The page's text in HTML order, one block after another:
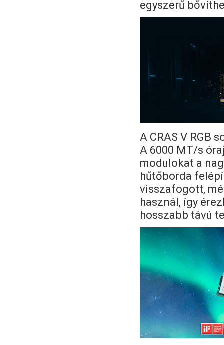
egyszerű
A CRAS V RGB
A 6000 MT/s
modulokat a
hűtőborda
visszafogott,
használ, így
hosszabb távú